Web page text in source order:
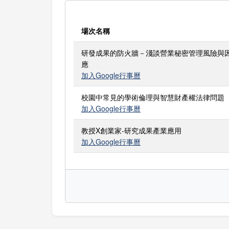
場次名稱
研發成果的防火牆－淺談營業秘密管理風險與
應
加入Google行事曆
校園中常見的學術倫理與智慧財產權法律問題
加入Google行事曆
教授X創業家-研究成果產業應用
加入Google行事曆